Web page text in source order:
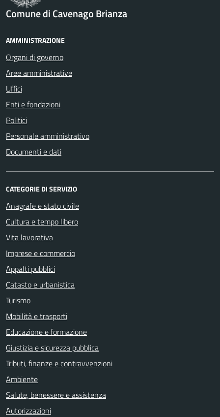
Comune di Cavenago Brianza
AMMINISTRAZIONE
Organi di governo
Aree amministrative
Uffici
Enti e fondazioni
Politici
Personale amministrativo
Documenti e dati
CATEGORIE DI SERVIZIO
Anagrafe e stato civile
Cultura e tempo libero
Vita lavorativa
Imprese e commercio
Appalti pubblici
Catasto e urbanistica
Turismo
Mobilità e trasporti
Educazione e formazione
Giustizia e sicurezza pubblica
Tributi, finanze e contravvenzioni
Ambiente
Salute, benessere e assistenza
Autorizzazioni